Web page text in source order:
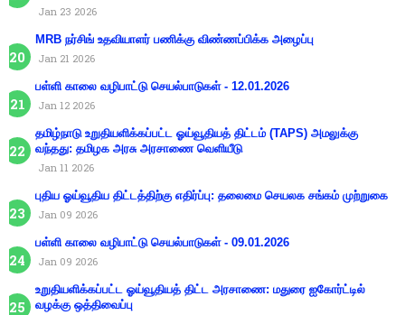
Jan 23 2026
MRB நர்சிங் உதவியாளர் பணிக்கு விண்ணப்பிக்க அழைப்பு
Jan 21 2026
பள்ளி காலை வழிபாட்டு செயல்பாடுகள் - 12.01.2026
Jan 12 2026
தமிழ்நாடு உறுதியளிக்கப்பட்ட ஓய்வூதியத் திட்டம் (TAPS) அமலுக்கு
வந்தது: தமிழக அரசு அரசாணை வெளியீடு
Jan 11 2026
புதிய ஓய்வூதிய திட்டத்திற்கு எதிர்ப்பு: தலைமை செயலக சங்கம் முற்றுகை
Jan 09 2026
பள்ளி காலை வழிபாட்டு செயல்பாடுகள் - 09.01.2026
Jan 09 2026
உறுதியளிக்கப்பட்ட ஓய்வூதியத் திட்ட அரசாணை: மதுரை ஐகோர்ட்டில்
வழக்கு ஒத்திவைப்பு